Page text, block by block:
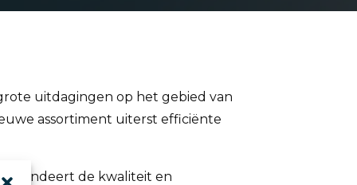
uitdagingen op het gebied van
assortiment uiterst efficiënte
de kwaliteit en